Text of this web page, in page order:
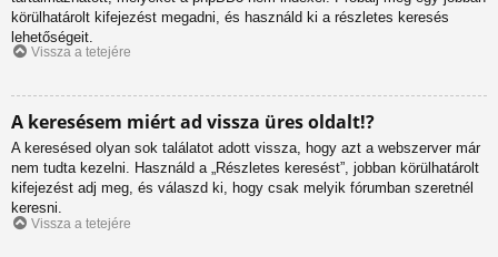
körülhatárolt kifejezést megadni, és használd ki a részletes keresés
lehetőségeit.
Vissza a tetejére
A keresésem miért ad vissza üres oldalt!?
A keresésed olyan sok találatot adott vissza, hogy azt a webszerver már
nem tudta kezelni. Használd a „Részletes keresést”, jobban körülhatárolt
kifejezést adj meg, és válaszd ki, hogy csak melyik fórumban szeretnél
keresni.
Vissza a tetejére